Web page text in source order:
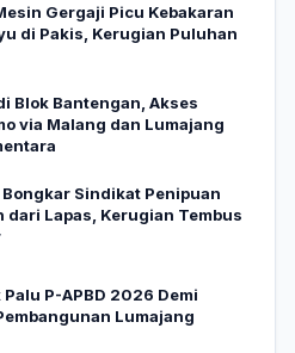
Gergaji Picu Kebakaran
di Pakis, Kerugian Puluhan
Blok Bantengan, Akses
via Malang dan Lumajang
Sindikat Penipuan
dari Lapas, Kerugian Tembus
Palu P-APBD 2026 Demi
Lumajang